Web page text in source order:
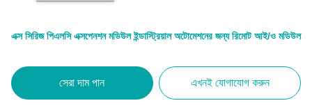
এক্স সিরিজ পিএলসি এক্সপেনশন মডিউল ইন্ডাস্ট্রিয়াল অটোমেশনের জন্য রিমোট আই/ও মডিউল
সেরা দাম পান এখনই যোগাযোগ করুন